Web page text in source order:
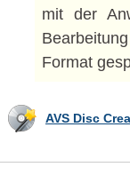
mit der
Format
AVS Disc